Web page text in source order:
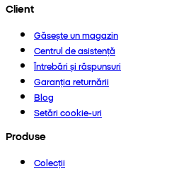
Client
Găsește un magazin
Centrul de asistență
Întrebări și răspunsuri
Garanția returnării
Blog
Setări cookie-uri
Produse
Colecții